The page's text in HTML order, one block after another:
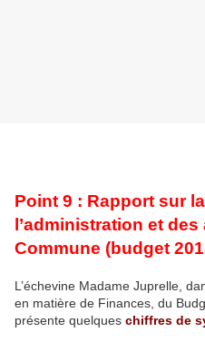
Point 9 : Rapport sur
l’administration et
Commune (budget
L’échevine Madame Juprelle,
en matière de Finances, du
présente quelques chiffres de